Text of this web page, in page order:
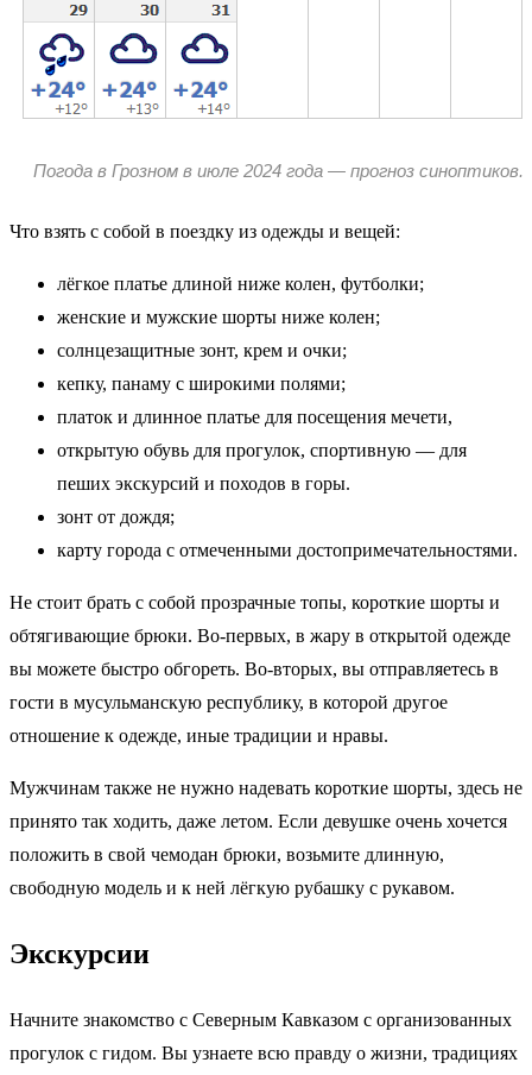
Погода в Грозном в июле 2024 года — прогноз синоптиков.
Что взять с собой в поездку из одежды и вещей:
лёгкое платье длиной ниже колен, футболки;
женские и мужские шорты ниже колен;
солнцезащитные зонт, крем и очки;
кепку, панаму с широкими полями;
платок и длинное платье для посещения мечети,
открытую обувь для прогулок, спортивную — для
пеших экскурсий и походов в горы.
зонт от дождя;
карту города с отмеченными достопримечательностями.
Не стоит брать с собой прозрачные топы, короткие шорты и
обтягивающие брюки. Во-первых, в жару в открытой одежде
вы можете быстро обгореть. Во-вторых, вы отправляетесь в
гости в мусульманскую республику, в которой другое
отношение к одежде, иные традиции и нравы.
Мужчинам также не нужно надевать короткие шорты, здесь не
принято так ходить, даже летом. Если девушке очень хочется
положить в свой чемодан брюки, возьмите длинную,
свободную модель и к ней лёгкую рубашку с рукавом.
Экскурсии
Начните знакомство с Северным Кавказом с организованных
прогулок с гидом. Вы узнаете всю правду о жизни, традициях